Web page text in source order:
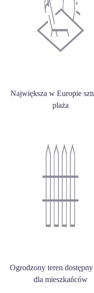
Największa w Europie
plaża
Ogrodzony teren
dla mieszkańców